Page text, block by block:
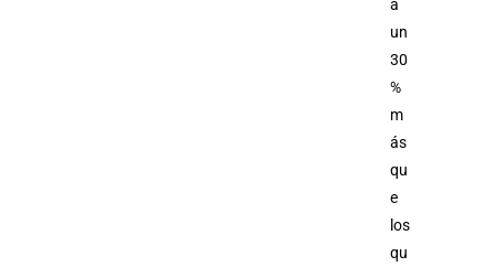
a
un
30
%
m
ás
qu
e
los
qu